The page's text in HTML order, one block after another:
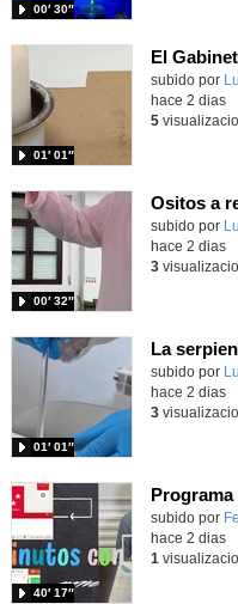
00′ 30″
Contenido
subido por
01′ 01″
hace 2 dias
5
Ositos a
Contenido
subido por
00′ 32″
hace 2 dias
3
La
Contenido
subido por
01′ 01″
hace 2 dias
3
Contenido
subido por
40′ 17″
hace 2 dias
1